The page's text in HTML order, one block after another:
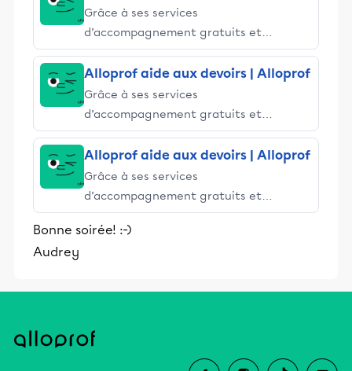
Grâce à ses services
d’accompagnement gratuits et
stimulants, Alloprof engage les élèves
et leurs parents dans la réussite
éducative.
Alloprof aide aux devoirs | Alloprof
Grâce à ses services
d’accompagnement gratuits et
stimulants, Alloprof engage les élèves
et leurs parents dans la réussite
éducative.
Alloprof aide aux devoirs | Alloprof
Grâce à ses services
d’accompagnement gratuits et
stimulants, Alloprof engage les élèves
et leurs parents dans la réussite
Bonne soirée! :-)
Audrey